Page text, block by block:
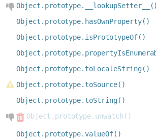
Object.prototype.__lookupSetter__()
Object.prototype.hasOwnProperty()
Object.prototype.isPrototypeOf()
Object.prototype.toLocaleString()
Object.prototype.toSource()
Object.prototype.toString()
Object.prototype.unwatch()
Object.prototype.valueOf()